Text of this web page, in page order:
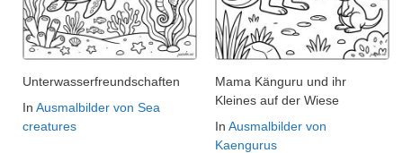
Unterwasserfreundschaften
In Ausmalbilder von Sea
creatures
Mama Känguru und ihr
Kleines auf der Wiese
In Ausmalbilder von
Kaengurus